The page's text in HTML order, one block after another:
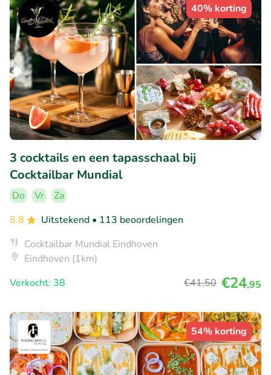
40% korting
3 cocktails en een tapasschaal bij
Cocktailbar Mundial
Do Vr
Za
8.8
Uitstekend • 113 beoordelingen
Cocktailbar Mundial Eindhoven
Eindhoven (1km)
Verkocht: 38
€41,50 €24,95
54% korting